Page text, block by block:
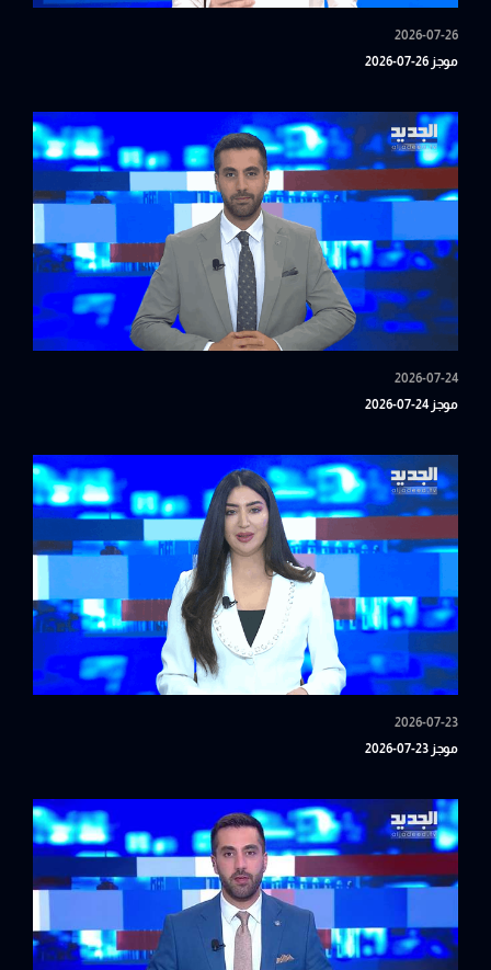
2026-07-26
موجز 26-07-2026
2026-07-24
موجز 24-07-2026
2026-07-23
موجز 23-07-2026